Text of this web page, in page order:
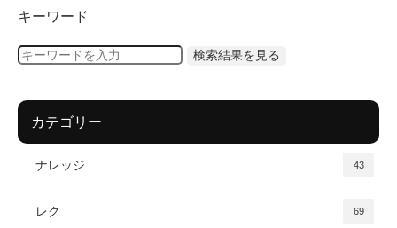
キーワード
カテゴリー
ナレッジ 43
レク 69